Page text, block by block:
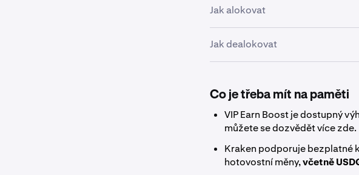
Jak alokovat
1 OtevřeteKraken Pro
Jak dealokovat
Vyberte aktivum a zvolte
Zadejte částku, kterou
Co je třeba mít na paměti
VIP Earn Boost je dostupný
můžete se dozvědět vícezde.
Kraken podporujebezplatné
hotovostní měny,včetně